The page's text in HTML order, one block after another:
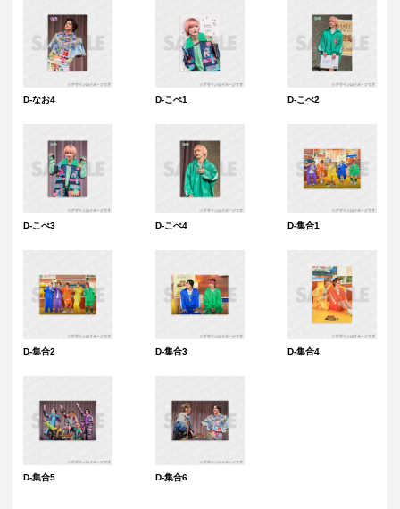
D-なお4 D-こぺ1 D-こぺ2
D-こぺ3 D-こぺ4 D-集合1
D-集合2 D-集合3 D-集合4
D-集合5 D-集合6